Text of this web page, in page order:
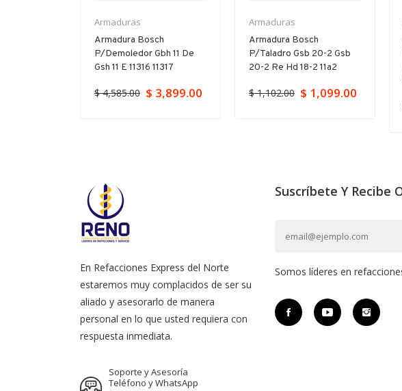
Armaduras
Armadura Bosch
P/demoledor Gbh 11 De
Gsh 11 E 11316 11317
$ 4,585.00 $ 3,899.00
Armaduras
Armadura Bosch
P/taladro Gsb 20-2 Gsb
20-2 Re Hd 18-2 11a2
$ 1,102.00 $ 1,099.00
En Refacciones Express del Norte
estaremos muy complacidos de ser su
aliado y asesorarlo de manera
personal en lo que usted requiera con
respuesta inmediata.
Soporte y Asesoría
Teléfono y WhatsApp
Suscríbete Y Recibe
Somos líderes en